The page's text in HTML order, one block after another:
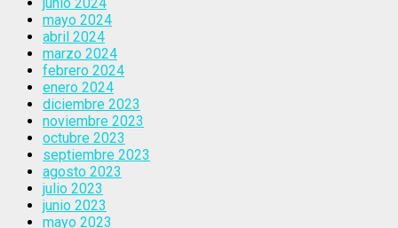
mayo 2024
abril 2024
marzo 2024
febrero 2024
enero 2024
diciembre 2023
noviembre 2023
octubre 2023
septiembre 2023
agosto 2023
julio 2023
junio 2023
mayo 2023